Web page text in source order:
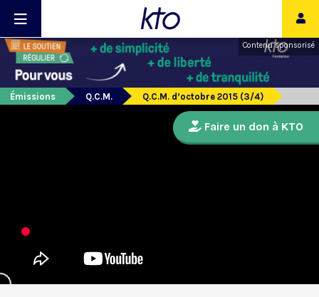
Contenu sponsorisé
Émissions Q.C.M. Q.C.M. d’octobre 2015 (3/4)
Faire un don à KTO